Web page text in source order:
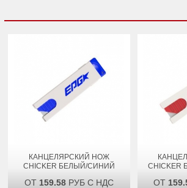
КАНЦЕЛЯРСКИЙ НОЖ
CHICKER БЕЛЫЙ/СИНИЙ
ОТ 159.58РУБ С НДС ОТ